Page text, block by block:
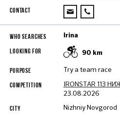
Irina
90 km
Try a team race
IRONSTAR 113
23.08.2026
Nizhniy Novgorod